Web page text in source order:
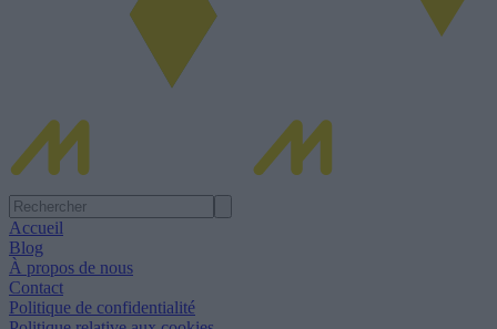
Accueil
Blog
À propos de nous
Contact
Politique de confidentialité